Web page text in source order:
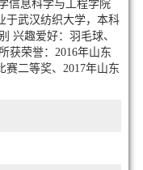
信息科学与工程学院
于武汉纺织大学，本科
兴趣爱好：羽毛球、
获荣誉：2016年山东
赛二等奖、2017年山东